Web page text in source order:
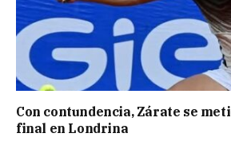
Con contundencia, Zárate se
final en Londrina